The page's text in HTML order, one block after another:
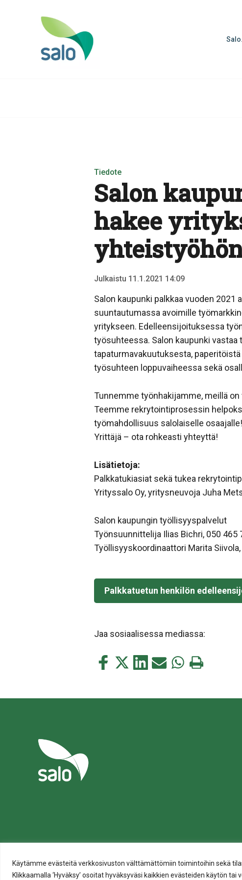
Käytämme evästeitä verkkosivuston välttämättömiin toimintoihin sekä
Klikkaamalla ‘Hyväksy’ osoitat hyväksyväsi kaikkien evästeiden käytön
Tiedote
Salon
hakee
Julkaistu 11.1.2021 14:09
Salon kaupunki palkkaa vuoden
suuntautumassa avoimille
yritykseen. Edelleensijoituksessa
työsuhteessa. Salon kaupunki
tapaturmavakuutuksesta,
työsuhteen loppuvaiheessa sekä
Tunnemme työnhakijamme, meillä on
Teemme rekrytointiprosessin
työmahdollisuus salolaiselle osaajalle!
Yrittäjä – ota rohkeasti yhteyttä!
Lisätietoja:
Palkkatukiasiat sekä tukea
Yrityssalo Oy, yritysneuvoja Juha
Salon kaupungin työllisyyspalvelut
Työnsuunnittelija Ilias Bichri, 050 465
Työllisyyskoordinaattori Marita
Palkkatuetun henkilön
Jaa sosiaalisessa mediassa:
Jaa
Jaa
Jaa Jaa Jaa Tulosta
Evästeiden käyttö
Saavutettavuusseloste